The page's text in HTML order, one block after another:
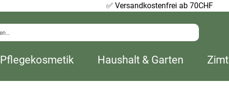
✅Versandkostenfrei ab 70CHF
Pflegekosmetik Haushalt & Garten Zimt